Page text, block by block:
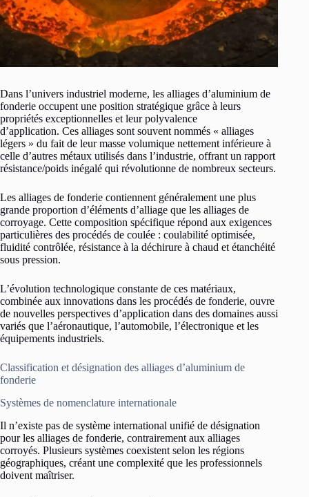
Dans l’univers industriel moderne, les alliages d’aluminium de
fonderie occupent une position stratégique grâce à leurs
propriétés exceptionnelles et leur polyvalence
d’application. Ces alliages sont souvent nommés « alliages
légers » du fait de leur masse volumique nettement inférieure à
celle d’autres métaux utilisés dans l’industrie, offrant un rapport
résistance/poids inégalé qui révolutionne de nombreux secteurs.
Les alliages de fonderie contiennent généralement une plus
grande proportion d’éléments d’alliage que les alliages de
corroyage. Cette composition spécifique répond aux exigences
particulières des procédés de coulée : coulabilité optimisée,
fluidité contrôlée, résistance à la déchirure à chaud et étanchéité
sous pression.
L’évolution technologique constante de ces matériaux,
combinée aux innovations dans les procédés de fonderie, ouvre
de nouvelles perspectives d’application dans des domaines aussi
variés que l’aéronautique, l’automobile, l’électronique et les
équipements industriels.
Classification et désignation des alliages d’aluminium de
fonderie
Systèmes de nomenclature internationale
Il n’existe pas de système international unifié de désignation
pour les alliages de fonderie, contrairement aux alliages
corroyés. Plusieurs systèmes coexistent selon les régions
géographiques, créant une complexité que les professionnels
doivent maîtriser.